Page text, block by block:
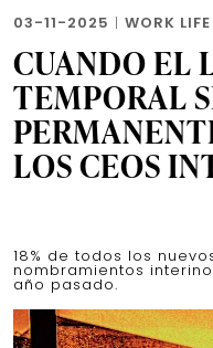
03-11-2025 | WORK LIFE
CUANDO EL
TEMPORAL
LOS CEOS
18% de todos los
nombramientos
año pasado.